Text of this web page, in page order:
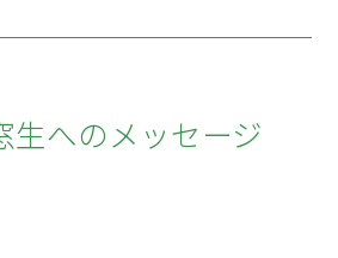
生へのメッセージ